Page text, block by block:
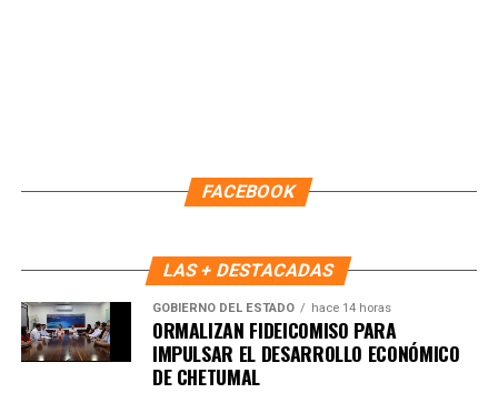
FACEBOOK
LAS + DESTACADAS
GOBIERNO DEL ESTADO hace 14 horas
ORMALIZAN FIDEICOMISO PARA
IMPULSAR EL DESARROLLO ECONÓMICO
DE CHETUMAL